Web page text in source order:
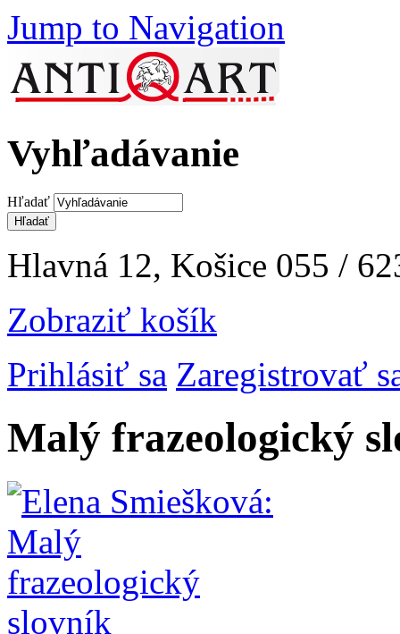
Jump to Navigation
Vyhľadávanie
Hľadať
Hlavná 12, Košice 055 /
Zobraziť košík
Prihlásiť sa Zaregistrovať
Malý frazeologický